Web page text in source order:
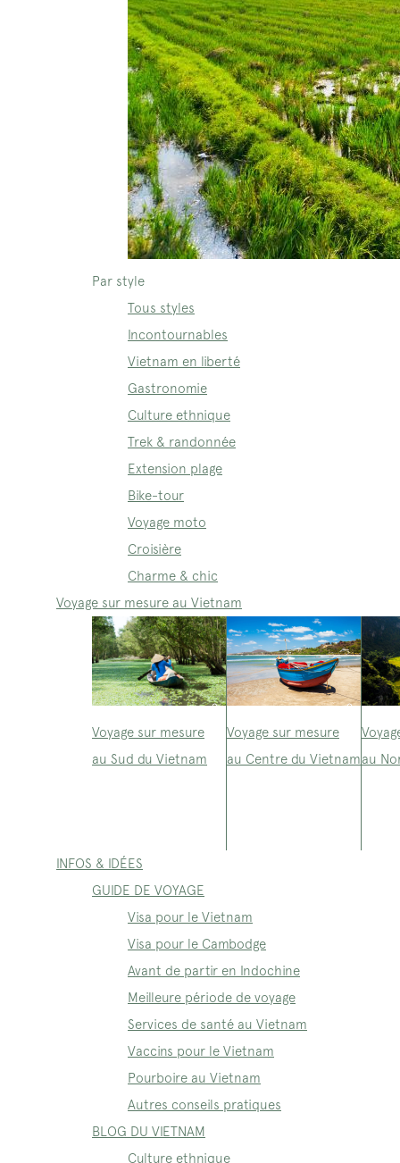
Par style
Tous styles
Incontournables
Vietnam en liberté
Gastronomie
Culture ethnique
Trek & randonnée
Extension plage
Bike-tour
Voyage moto
Croisière
Charme & chic
Voyage sur mesure au Vietnam
Voyage sur mesure
au Sud du Vietnam
Voyage sur mesure
au Centre du Vietnamau
INFOS & IDÉES
GUIDE DE VOYAGE
Visa pour le Vietnam
Visa pour le Cambodge
Avant de partir en Indochine
Meilleure période de voyage
Services de santé au Vietnam
Vaccins pour le Vietnam
Pourboire au Vietnam
Autres conseils pratiques
BLOG DU VIETNAM
Culture ethnique